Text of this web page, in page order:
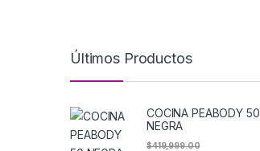
Últimos Productos
COCINA PEABODY 50
NEGRA
$419,999.00